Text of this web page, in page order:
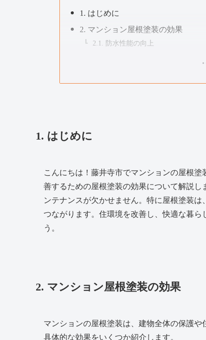
1. はじめに
2. マンション屋根塗装の効果
2.1. 防水性能の向上
1. はじめに
こんにちは！藤井寺市でマンションの屋根
善するための屋根塗装の効果について解説
ンテナンスが欠かせません。特に屋根塗装
つながります。住環境を改善し、快適な暮
う。
2. マンション屋根塗装の効果
マンションの屋根塗装は、建物全体の保護
具体的な効果をいくつか紹介します。